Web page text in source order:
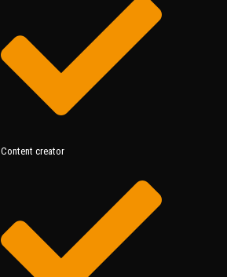
Content creator